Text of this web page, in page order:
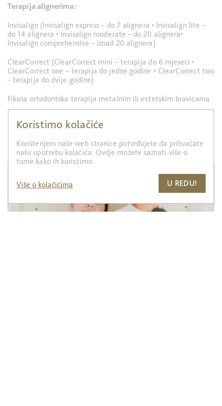
Terapija alignerima:
Invisalign (Invisalign express – do 7 alignera • Invisalign lite –
do 14 alignera • Invisalign moderate – do 20 alignera•
Invisalign comprehensive – iznad 20 alignera)
ClearCorrect (ClearCorrect mini – terapija do 6 mjeseci •
ClearCorrect one – terapija do jedne godine • ClearCorrect two
– terapija do dvije godine)
Fiksna ortodontska terapija metalnim ili estetskim bravicama
planirana i izrađena CAD/CAM)
Koristimo kolačiće
Korištenjem naše web stranice potvrđujete da prihvaćate
našu upotrebu kolačića. Ovdje možete saznati više o
tome kako ih koristimo.
Više o kolačićima U REDU!